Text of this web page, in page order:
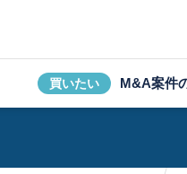
買いたい M&A案件